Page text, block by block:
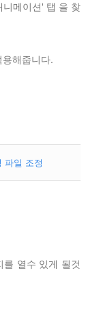
니메이션' 탭 을 찾
해줍니다.
파일 조정
를 열수 있게 될것